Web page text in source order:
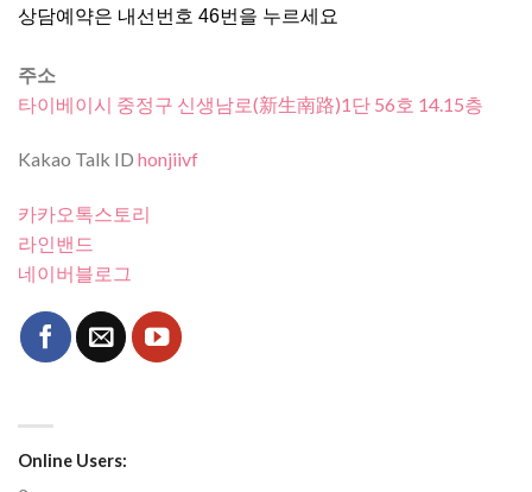
상담예약은 내선번호 46번을 누르세요
주소
타이베이시 중정구 신생남로(新生南路)1단 56호 14.15층
Kakao Talk ID honjiivf
카카오톡스토리
라인밴드
네이버블로그
Online Users: